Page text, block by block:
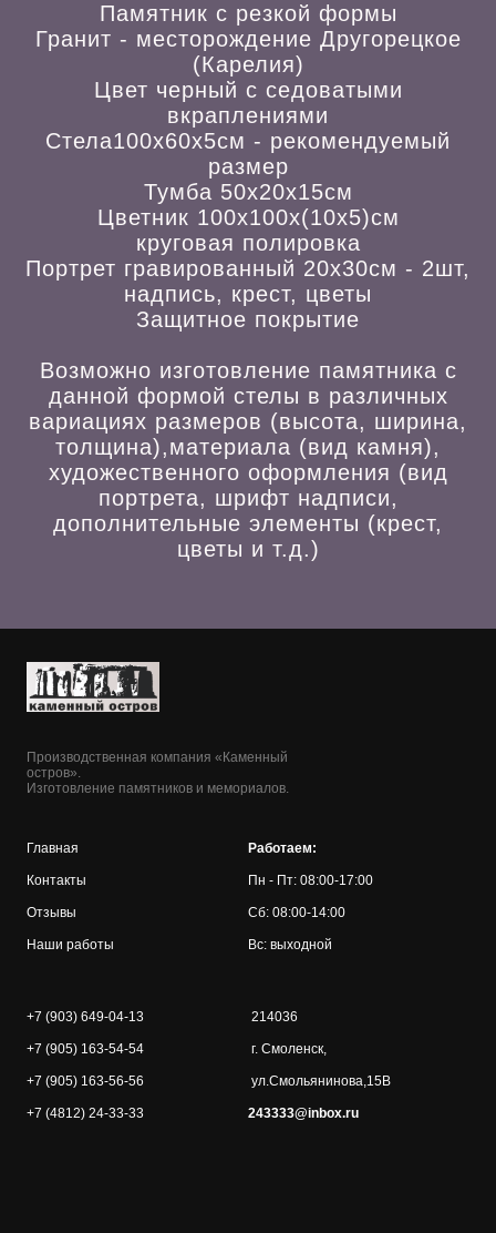
Памятник с резкой формы
Гранит - месторождение Другорецкое
(Карелия)
Цвет черный с седоватыми
вкраплениями
Стела100х60х5см - рекомендуемый
размер
Тумба 50х20х15см
Цветник 100х100х(10х5)см
круговая полировка
Портрет гравированный 20х30см - 2шт,
надпись, крест, цветы
Защитное покрытие
Возможно изготовление памятника с
данной формой стелы в различных
вариациях размеров (высота, ширина,
толщина),материала (вид камня),
художественного оформления (вид
портрета, шрифт надписи,
дополнительные элементы (крест,
цветы и т.д.)
Производственная компания «Каменный
остров».
Изготовление памятников и мемориалов.
Главная
Контакты
Отзывы
Наши работы
Работаем:
Пн - Пт: 08:00-17:00
Сб: 08:00-14:00
Вс: выходной
+7 (903) 649-04-13
+7 (905) 163-54-54
+7 (905) 163-56-56
+7 (4812) 24-33-33
214036
г. Смоленск,
ул.Смольянинова,15В
243333@inbox.ru